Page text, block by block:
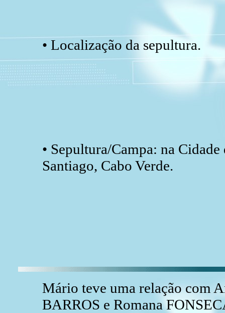
• Localização da sepultura.
• Sepultura/Campa: na
Santiago, Cabo Verde.
Mário teve uma relação com
BARROS e Romana